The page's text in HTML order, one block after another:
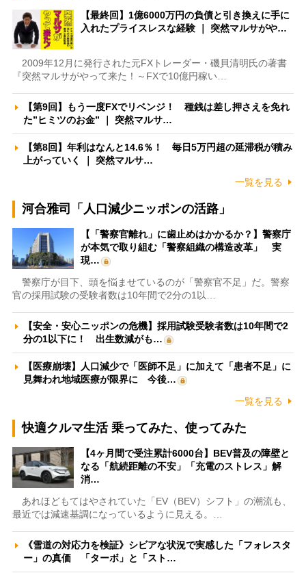
【最終回】1億6000万円の負債と引き換えに手に
入れたプライスレスな経験 ｜ 突然マルサがや…
2009年12月に発行された元FXトレーダー・磯貝清明氏の著書
『突然マルサがやって来た！～FXで10億円稼い…
【第9回】もう一度FXでリベンジ！ 種銭は差し押さえを免れ
た”ヒミツのお金” ｜ 突然マルサ…
【第8回】年利はなんと14.6％！ 毎日5万円超の延滞税が積み
上がっていく ｜ 突然マルサ…
一覧を見る
河合雅司「人口減少ニッポンの活路」
【「警察官離れ」に歯止めはかかるか？】警察庁
が本気で取り組む「警察組織の構造改革」 実
現…
警察庁が目下、頭を悩ませているのが「警察官不足」だ。警察
官の採用試験の受験者数は10年間で2分の1以…
【安全・安心ニッポンの危機】採用試験受験者数は10年間で2
分の1以下に！ 出生数減がも…
【医療崩壊】人口減少で「医師不足」に加えて「患者不足」に
見舞われ地域医療が限界に 今後…
一覧を見る
快適クルマ生活 乗ってみた、使ってみた
【4ヶ月間で受注累計6000台】BEV普及の障壁と
なる「航続距離の不安」「充電のストレス」解
消…
あれほどもてはやされていた「EV（BEV）シフト」の潮流も、
最近では減速基調になっているように見える。…
《雪道の対応力を検証》シビアな状況で実感した「フォレスタ
ー」の真価 「ターボ」と「スト…